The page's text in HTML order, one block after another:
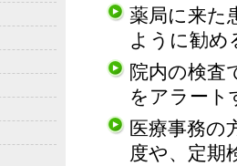
薬局に来た
ように勧め
院内の検査
をアラート
医療事務の
度や、定期